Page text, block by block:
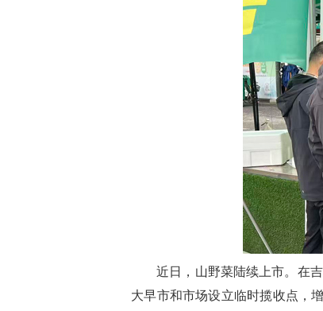
近日，山野菜陆续上市。在
大早市和市场设立临时揽收点，